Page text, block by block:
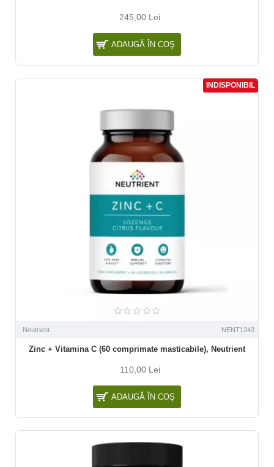
245,00 Lei
ADAUGĂ ÎN COŞ
INDISPONIBIL
Neutrient NENT1243
Zinc + Vitamina C (60 comprimate masticabile), Neutrient
110,00 Lei
ADAUGĂ ÎN COŞ